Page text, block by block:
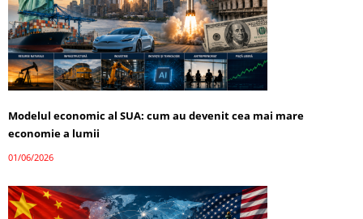
Modelul economic al SUA: cum au devenit cea mai mare
economie a lumii
01/06/2026